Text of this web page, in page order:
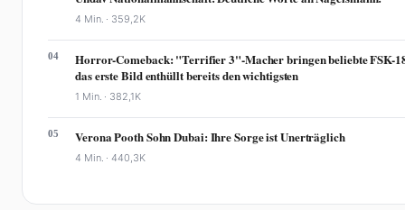
4 Min. · 359,2K
04
Horror-Comeback: "Terrifier 3"-Macher bringen beliebte FSK-
das erste Bild enthüllt bereits den wichtigsten
1 Min. · 382,1K
05 Verona Pooth Sohn Dubai: Ihre Sorge ist Unerträglich
4 Min. ·440,3K